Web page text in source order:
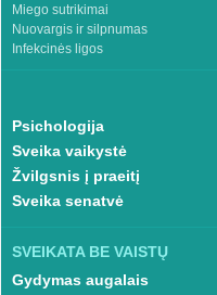
Miego sutrikimai
Nuovargis ir silpnumas
Infekcinės ligos
Psichologija
Sveika vaikystė
Žvilgsnis į praeitį
Sveika senatvė
SVEIKATA BE VAISTŲ
Gydymas augalais